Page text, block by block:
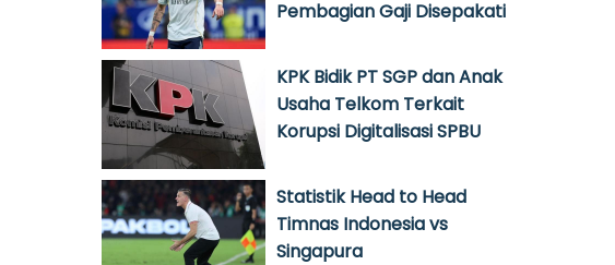
Pembagian Gaji Disepakati
KPK Bidik PT SGP dan Anak
Usaha Telkom Terkait
Korupsi Digitalisasi SPBU
Statistik Head to Head
Timnas Indonesia vs
Singapura